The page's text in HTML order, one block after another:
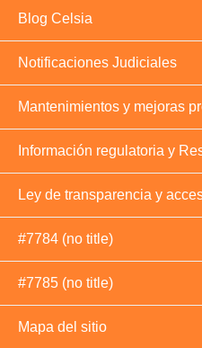
Blog Celsia
Notificaciones Judiciales
Mantenimientos y mejoras
Información regulatoria y
Ley de transparencia y
#7784 (no title)
#7785 (no title)
Mapa del sitio